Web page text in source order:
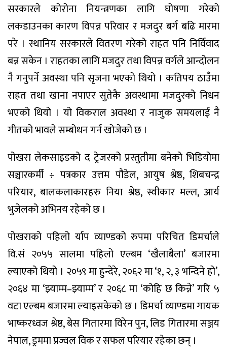
सरकारले कोरोना नियन्त्रणका लागि घोषणा गरेको
लकडाउनका कारण विपन्न परिवार र मजदुर बर्ग बढि मारमा
परे । स्थानिय सरकारले वितरण गरेको राहत पनि निर्विवाद
बन्न सकेन । राहतका लागि मजदुर तथा विपन्न वर्गले आन्दोलन
नै गनुपर्ने अवस्था पनि सृजना भएको थियो । कतिपय ठाउँमा
राहत तथा खाना नपाएर सुतेकै अवस्थामा मजदुरको निधन
भएको थियो । यो विकराल अवस्था र नाजुक समयलाई नै
गीतको भावले सम्बोधन गर्न खोजेको छ ।
पोखरा लेकसाइडको द ट्रेजरको प्रस्तुतीमा बनेको भिडियोमा
सञ्चारकर्मी ÷ पत्रकार उत्तम पौडेल, आयुष श्रेष्ठ, शिबचन्द्र
परियार, बालकलाकारहरु निया श्रेष्ठ, स्वीकार मल्ल, आर्य
भुजेलको अभिनय रहेको छ ।
पोखराको पहिलो र्याप व्याण्डको रुपमा परिचित डिमर्चाले
वि.सं २०५५ सालमा पहिलो एल्बम ‘खैलाबैला’ बजारमा
ल्याएको थियो । २०५९ मा हुन्देरे, २०६२ मा ‘१, २, ३ भन्दिने हो’,
२०६४ मा ‘झ्याम्म–झ्याम्म’ र २०६८ मा ‘कोहि छ किन्ने’ गरि ५
वटा एल्बम बजारमा ल्याइसकेको छ । डिमर्चा व्याण्डमा गायक
भाष्करध्वज श्रेष्ठ, बेस गितारमा विरेन पुन, लिड गितारमा सञ्जय
नेपाल, ड्रममा प्रज्वल विक र सफल परियार रहेका छन् ।